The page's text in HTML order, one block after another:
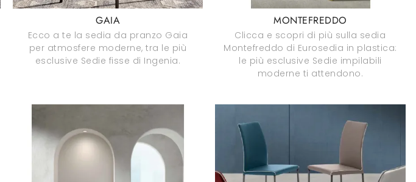
GAIA
Ecco a te la sedia da pranzo Gaia
per atmosfere moderne, tra le più
esclusive Sedie fisse di Ingenia.
MONTEFREDDO
Clicca e scopri di più sulla sedia
Montefreddo di Eurosedia in plastica:
le più esclusive Sedie impilabili
moderne ti attendono.